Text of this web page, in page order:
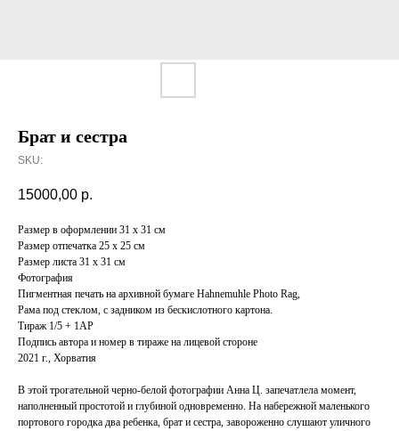
Брат и сестра
SKU:
15000,00 р.
Размер в оформлении 31 x 31 см
Размер отпечатка 25 x 25 см
Размер листа 31 x 31 см
Фотография
Пигментная печать на архивной бумаге Hahnemuhle Photo Rag,
Рама под стеклом, с задником из бескислотного картона.
Тираж 1/5 + 1AP
Подпись автора и номер в тираже на лицевой стороне
2021 г., Хорватия
В этой трогательной черно-белой фотографии Анна Ц. запечатлела момент,
наполненный простотой и глубиной одновременно. На набережной маленького
портового городка два ребенка, брат и сестра, завороженно слушают уличного